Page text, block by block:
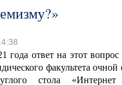
года ответ на этот
факультета
стола «Интернет